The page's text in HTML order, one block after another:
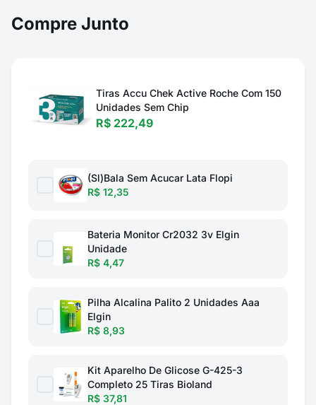
Compre Junto
Tiras Accu Chek Active Roche Com 150
Unidades Sem Chip
R$ 222,49
(Sl)Bala Sem Acucar Lata Flopi
R$ 12,35
Bateria Monitor Cr2032 3v Elgin
Unidade
R$ 4,47
Pilha Alcalina Palito 2 Unidades Aaa
Elgin
R$ 8,93
Kit Aparelho De Glicose G-425-3
Completo 25 Tiras Bioland
R$ 37,81